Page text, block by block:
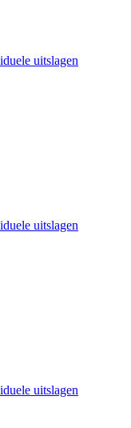
uitslagen
uitslagen
uitslagen